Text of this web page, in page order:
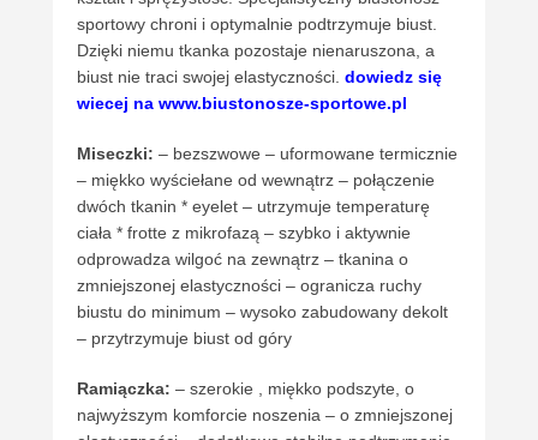
sportowy chroni i optymalnie podtrzymuje biust.
Dzięki niemu tkanka pozostaje nienaruszona, a
biust nie traci swojej elastyczności. dowiedz się
wiecej na www.biustonosze-sportowe.pl
Miseczki: – bezszwowe – uformowane termicznie
– miękko wyściełane od wewnątrz – połączenie
dwóch tkanin * eyelet – utrzymuje temperaturę
ciała * frotte z mikrofazą – szybko i aktywnie
odprowadza wilgoć na zewnątrz – tkanina o
zmniejszonej elastyczności – ogranicza ruchy
biustu do minimum – wysoko zabudowany dekolt
– przytrzymuje biust od góry
Ramiączka: – szerokie , miękko podszyte, o
najwyższym komforcie noszenia – o zmniejszonej